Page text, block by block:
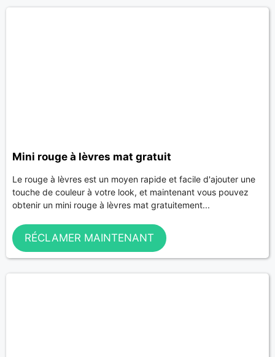
Mini rouge à lèvres mat gratuit
Le rouge à lèvres est un moyen rapide et facile d'ajouter une
touche de couleur à votre look, et maintenant vous pouvez
obtenir un mini rouge à lèvres mat gratuitement...
RÉCLAMER MAINTENANT